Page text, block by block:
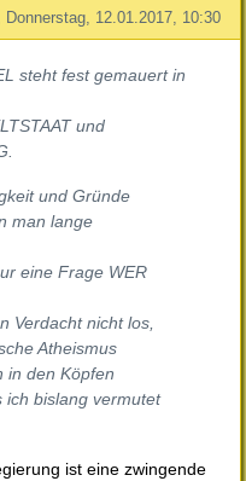
12.01.2017, 10:30
steht fest gemauert in
und
und Gründe
man lange
eine Frage WER
Verdacht nicht los,
Atheismus
in den Köpfen
ich bislang vermutet
ist eine zwingende